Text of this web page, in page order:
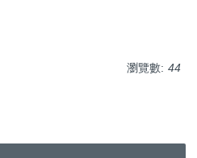
瀏覽數: 44